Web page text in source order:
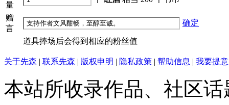
量
赠
言
确定
道具捧场后会得到相应的粉丝值
关于先森 | 联系先森 | 版权申明 | 隐私政策 | 帮助信息 | 我要提
本站所收录作品、社区